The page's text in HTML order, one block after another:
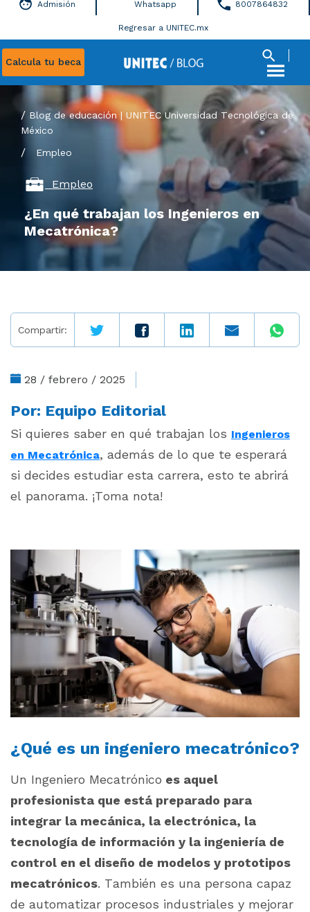
Calcula tu beca
Admisión Whatsapp 8007864832
Regresar a UNITEC.mx
Blog de educación | UNITEC Universidad Tecnológica de
México
/ Empleo
Empleo
¿En qué trabajan los Ingenieros en
Mecatrónica?
Compartir:
28 / febrero / 2025
Por: Equipo Editorial
Si quieres saber en qué trabajan los Ingenieros
en Mecatrónica, además de lo que te esperará
si decides estudiar esta carrera, esto te abrirá
el panorama. ¡Toma nota!
¿Qué es un ingeniero mecatrónico?
Un Ingeniero Mecatrónico es aquel
profesionista que está preparado para
integrar la mecánica, la electrónica, la
tecnología de información y la ingeniería de
control en el diseño de modelos y prototipos
mecatrónicos. También es una persona capaz
de automatizar procesos industriales y mejorar